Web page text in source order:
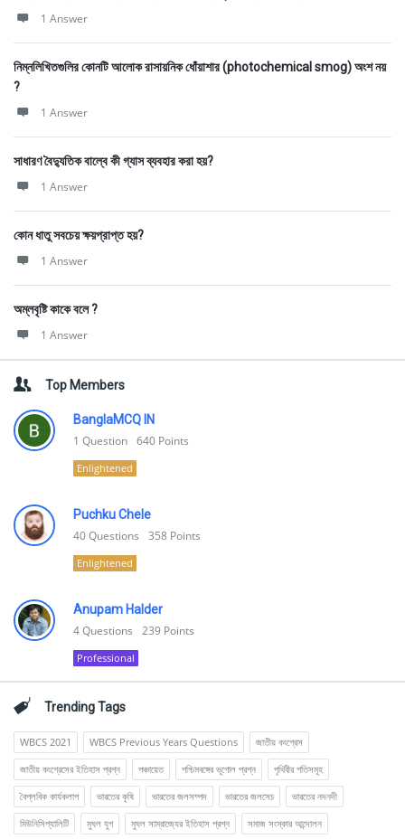
1 Answer
নিম্নলিখিতগুলির কোনটি আলোক রাসায়নিক ধোঁয়াশার (photochemical smog) অংশ নয়
?
1 Answer
সাধারণ বৈদ্যুতিক বাল্বে কী গ্যাস ব্যবহার করা হয়?
1 Answer
কোন ধাতু সবচেয় ক্ষয়প্রাপ্ত হয়?
1 Answer
অম্লবৃষ্টি কাকে বলে ?
1 Answer
Top Members
BanglaMCQ IN
1 Question 640 Points
Enlightened
Puchku Chele
40Questions 358 Points
Enlightened
Anupam Halder
4Questions 239 Points
Professional
Trending Tags
WBCS 2021 WBCS Previous Years Questions
জাতীয় কংগ্রেস
জাতীয় কংগ্রেসের ইতিহাস প্রশ্ন
পঞ্চায়েত পশ্চিমবঙ্গের ভূগোল প্রশ্ন
পৃথিবীর গতিসমূহ
বৈপ্লবিক কার্যকলাপ
ভারতের কৃষি ভারতের জলসম্পদ ভারতের জলসেচ
ভারতের নদনদী
মিউনিসিপ্যালিটি
মুঘল যুগ মুঘল সাম্রাজ্যের ইতিহাস প্রশ্ন
সমাজ সংস্কার আন্দোলন